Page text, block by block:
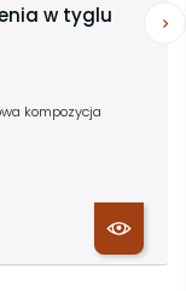
w tyglu
kompozycja